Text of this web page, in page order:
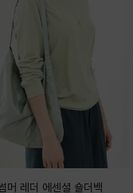
머 레더 에센셜 숄더백